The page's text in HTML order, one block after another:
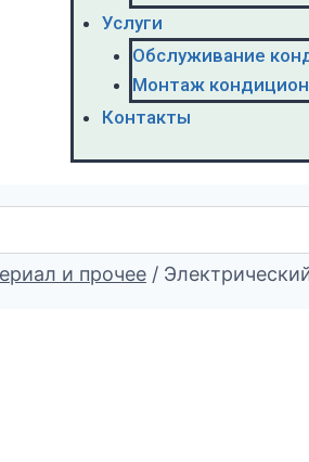
Услуги
Обслуживание
Монтаж
Контакты
и прочее /